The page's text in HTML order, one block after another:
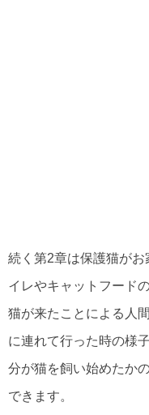
続く第2章は保護猫がお
イレやキャットフード
猫が来たことによる人
に連れて行った時の様
分が猫を飼い始めたか
できます。